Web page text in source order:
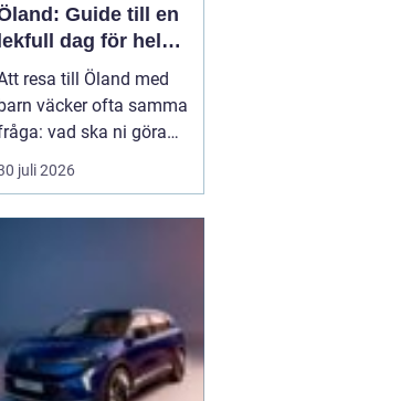
Guide till en
lekfull dag för hela
familjen
resa till Öland med
väcker ofta samma
vad ska ni göra
för att alla ska trivas,
oavsett ålder och
juli 2026